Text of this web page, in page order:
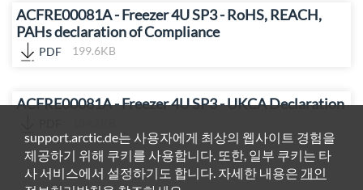
ACFRE00081A - Freezer 4U SP3 - RoHS, REACH,
PAHs declaration of Compliance
PDF 199.6KB
ACFRE00081A - Freezer 4U SP3 - UKCA Declaration
support.arctic.de는 사용자에게 최상의 웹사이트 경험을
제공하기 위해 쿠키를 사용합니다. 또한, 일부 쿠키는 타
사 서비스에서 설정하기도 합니다. 자세한 내용은 개인